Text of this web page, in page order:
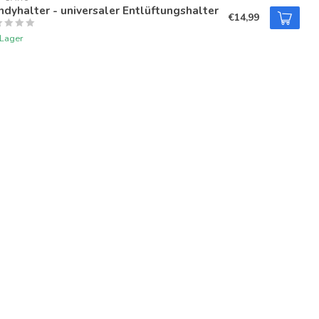
- universaler Entlüftungshalter €14,99